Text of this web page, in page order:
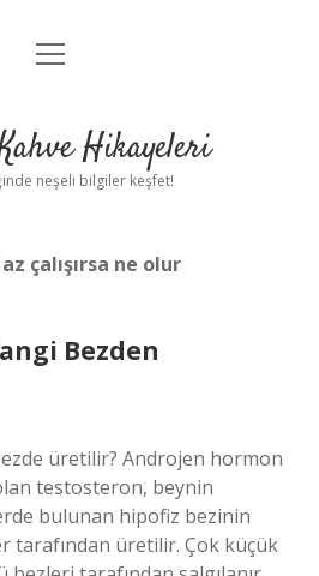
Anasayfa
Yasal Uyarı
menüyü
Hikayeleri
neşeli bilgiler keşfet!
çalışırsa ne olur
Bezden
üretilir? Androjen hormon
olan testosteron, beynin
bulunan hipofiz bezinin
tarafından üretilir. Çok küçük